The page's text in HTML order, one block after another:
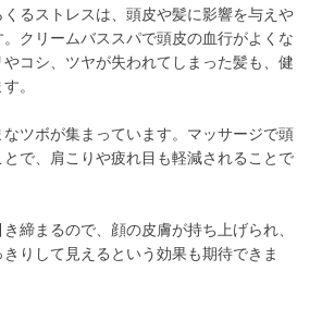
るストレスは、頭皮や髪に影響を与えや
クリームバススパで頭皮の血行がよくな
コシ、ツヤが失われてしまった髪も、健
。
ツボが集まっています。マッサージで頭
で、肩こりや疲れ目も軽減されることで
締まるので、顔の皮膚が持ち上げられ、
りして見えるという効果も期待できま